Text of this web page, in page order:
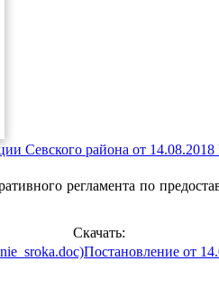
Севского района от
регламента по
Скачать:
Постановление от